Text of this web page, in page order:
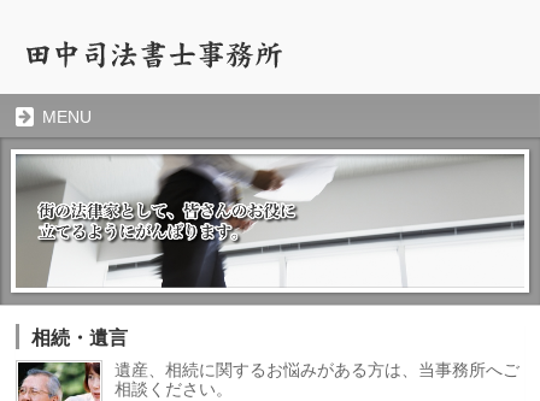
MENU
相続・遺言
遺産、相続に関するお悩みがある方は、当事務所へご
相談ください。